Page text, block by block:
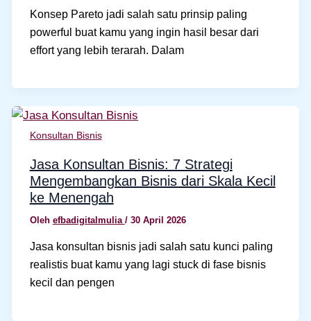
Konsep Pareto jadi salah satu prinsip paling
powerful buat kamu yang ingin hasil besar dari
effort yang lebih terarah. Dalam
Konsultan Bisnis
Jasa Konsultan Bisnis: 7 Strategi
Mengembangkan Bisnis dari Skala Kecil
ke Menengah
Oleh efbadigitalmulia / 30 April 2026
Jasa konsultan bisnis jadi salah satu kunci paling
realistis buat kamu yang lagi stuck di fase bisnis
kecil dan pengen